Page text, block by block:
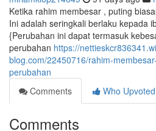
Ketika rahim membesar , puting
Ini adalah seringkali berlaku kepada
{Perubahan ini dapat termasuk
perubahan https://
blog.com/22450716/rahim-
perubahan
Comments
Who Upvoted
Comments